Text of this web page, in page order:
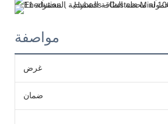
مواصفة
غرض
ضمان